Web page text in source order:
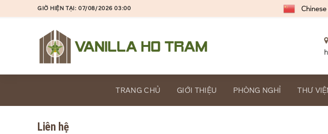
to
GIỜ HIỆN TẠI: 07/08/2026 03:00
TRANG CHỦ GIỚI THIỆU PHÒNG NGHỈ THƯ
Liên hệ